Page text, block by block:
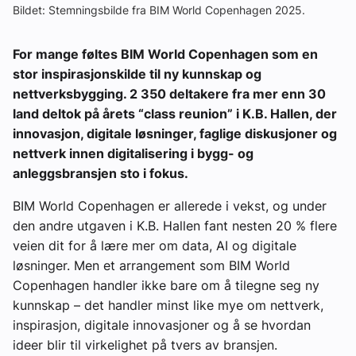
Nyheter
Aktuelle prosjekter
Bildet: Stemningsbilde fra BIM World Copenhagen 2025.
For mange føltes BIM World Copenhagen som en
stor inspirasjonskilde til ny kunnskap og
nettverksbygging. 2 350 deltakere fra mer enn 30
land deltok på årets “class reunion” i K.B. Hallen, der
innovasjon, digitale løsninger, faglige diskusjoner og
nettverk innen digitalisering i bygg- og
anleggsbransjen sto i fokus.
BIM World Copenhagen er allerede i vekst, og under
den andre utgaven i K.B. Hallen fant nesten 20 % flere
veien dit for å lære mer om data, AI og digitale
løsninger. Men et arrangement som BIM World
Copenhagen handler ikke bare om å tilegne seg ny
kunnskap – det handler minst like mye om nettverk,
inspirasjon, digitale innovasjoner og å se hvordan
ideer blir til virkelighet på tvers av bransjen.